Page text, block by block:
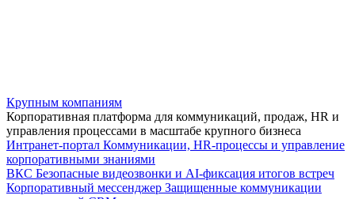
Крупным компаниям
Корпоративная платформа для коммуникаций, продаж, HR и
управления процессами в масштабе крупного бизнеса
Интранет-портал Коммуникации, HR-процессы и управление
корпоративными знаниями
ВКС Безопасные видеозвонки и AI-фиксация итогов встреч
Корпоративный мессенджер Защищенные коммуникации